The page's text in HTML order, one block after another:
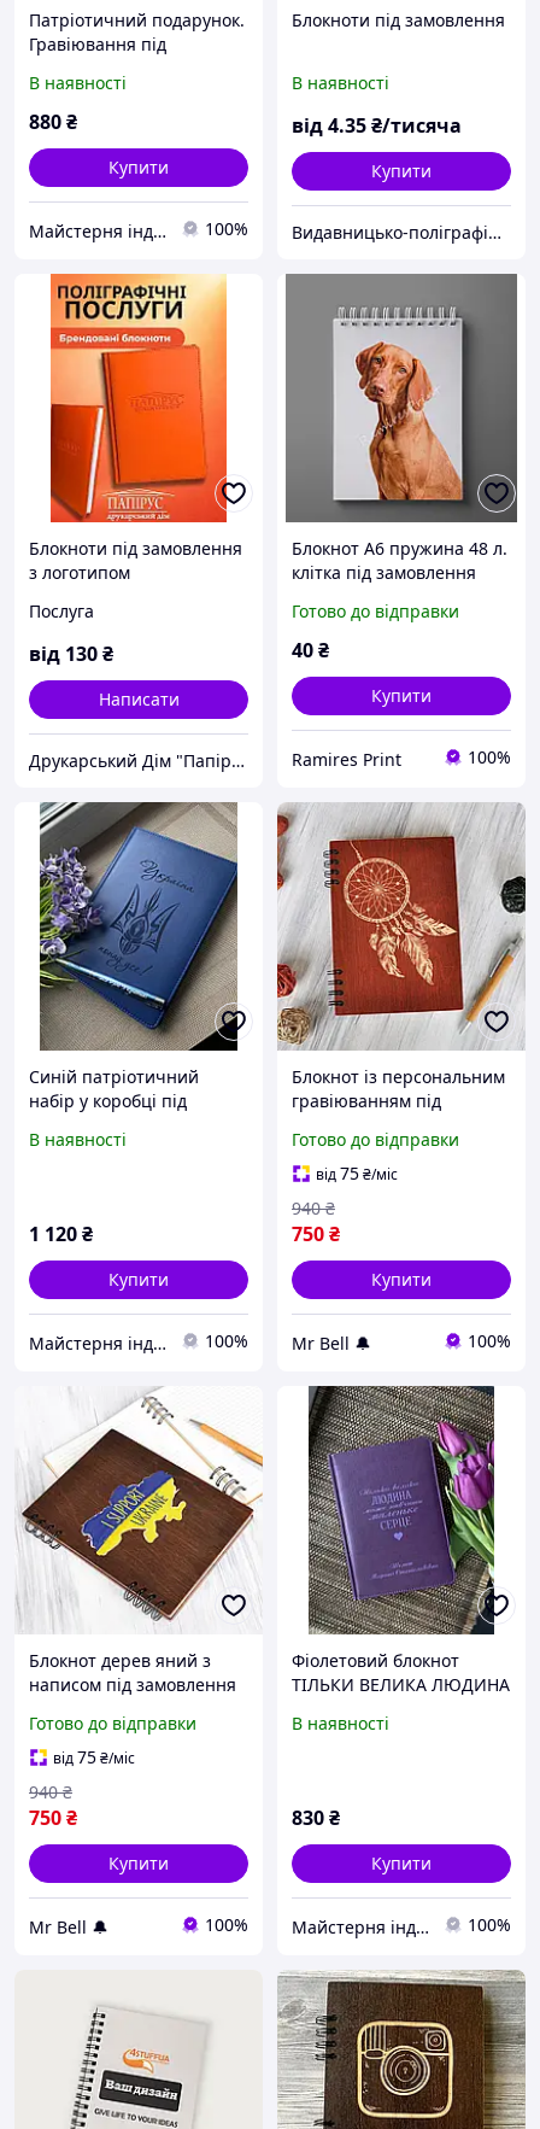
Патріотичний подарунок.
Гравіювання під
ручка, браслет або
брелочок.
В наявності
880₴
Купити
Майстерня індивідуальних подарунків Бетховен 100%
Блокноти під замовлення
В наявності
від4.35₴/тисяча
Купити
Видавницько-поліграфічний центр "Гарант-СВ"
Блокноти під замовлення
з логотипом
Послуга
від 130₴
Написати
Друкарський Дім "Папірус"
Блокнот А6 пружина 48 л.
клітка під замовлення
Готово до відправки
40₴
Купити
Ramires Print 100%
Синій патріотичний
набір у коробці під
блокнот і ручка
В наявності
1 120₴
Купити
Майстерня індивідуальних подарунків Бетховен 100%
Блокнот із персональним
гравіюванням під
повсякденних записів
Ловець снів
Готово до відправки
від75₴/міс
750₴
940 ₴
Купити
Mr Bell 🔔 100%
Блокнот дерев яний з
написом під замовлення
Готово до відправки
від75₴/міс
750₴
940 ₴
Купити
Mr Bell 🔔 100%
Фіолетовий блокнот
ТІЛЬКИ ВЕЛИКА ЛЮДИНА
Гравіювання під
В наявності
830₴
Купити
Майстерня індивідуальних подарунків Бетховен 100%